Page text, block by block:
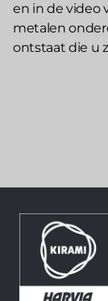
en in de video
metalen
ontstaat die u